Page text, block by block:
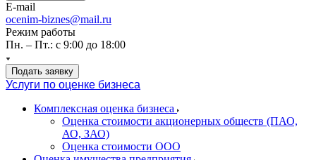
E-mail
ocenim-biznes@mail.ru
Режим работы
Пн. – Пт.: с 9:00 до 18:00
Подать заявку
Услуги по оценке бизнеса
Комплексная оценка бизнеса
Оценка стоимости акционерных обществ (ПАО,
АО, ЗАО)
Оценка стоимости ООО